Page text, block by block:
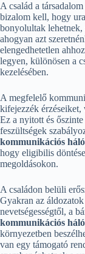
A család a
bizalom kell, hogy
bonyolultak lehetnek,
ahogyan azt
elengedhetetlen
legyen, különösen a
kezelésében.
A megfelelő
kifejezzék érzéseiket,
Ez a nyitott és
feszültségek
kommunikációs háló
hogy eligibilis
megoldásokon.
A családon belüli
Gyakran az
nevetségességtől, a
kommunikációs háló
környezetben
van egy támogató